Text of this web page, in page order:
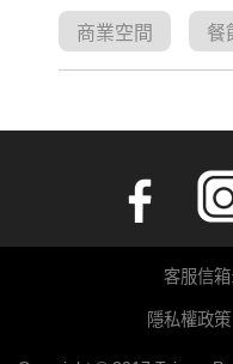
商業空間 餐
客服信
隱私權政策